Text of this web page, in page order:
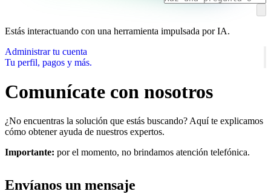
Estás interactuando con una herramienta impulsada por IA.
Administrar tu cuenta
Tu perfil, pagos y más.
Comunícate con nosotros
¿No encuentras la solución que estás buscando? Aquí te explicamos
cómo obtener ayuda de nuestros expertos.
Importante: por el momento, no brindamos atención telefónica.
Envíanos un mensaje